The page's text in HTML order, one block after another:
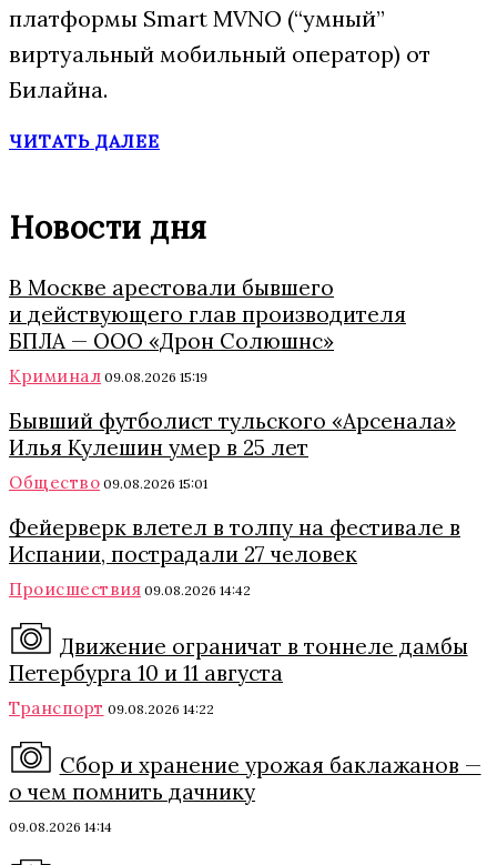
платформы Smart MVNO (“умный”
виртуальный мобильный оператор) от
Билайна.
ЧИТАТЬ ДАЛЕЕ
Новости дня
В Москве арестовали бывшего
и действующего глав производителя
БПЛА — ООО «Дрон Солюшнс»
Криминал 09.08.2026 15:19
Бывший футболист тульского «Арсенала»
Илья Кулешин умер в 25 лет
Общество 09.08.2026 15:01
Фейерверк влетел в толпу на фестивале в
Испании, пострадали 27 человек
Происшествия 09.08.2026 14:42
Движение ограничат в тоннеле дамбы
Петербурга 10 и 11 августа
Транспорт 09.08.2026 14:22
Сбор и хранение урожая баклажанов —
о чем помнить дачнику
09.08.2026 14:14